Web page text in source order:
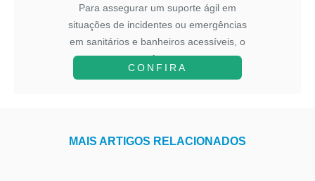
Para assegurar um suporte ágil em
situações de incidentes ou emergências
em sanitários e banheiros acessíveis, o
A...
CONFIRA
MAIS ARTIGOS RELACIONADOS